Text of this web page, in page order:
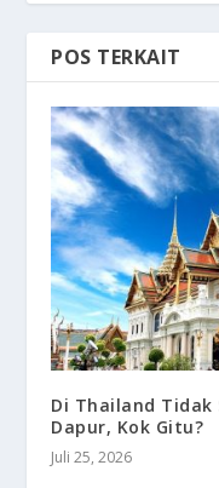
POS TERKAIT
Di Thailand Tidak
Dapur, Kok Gitu?
Juli 25, 2026